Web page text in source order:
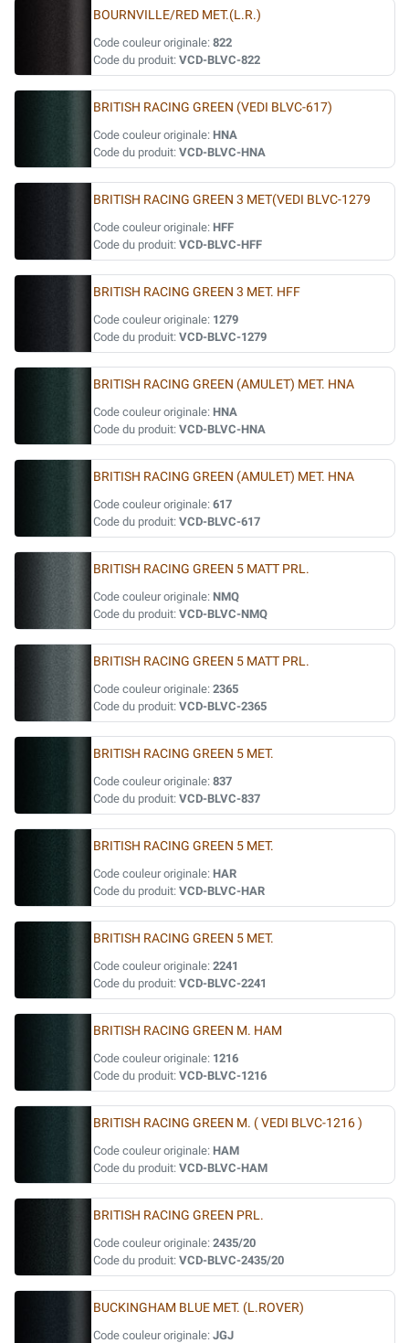
BOURNVILLE/RED MET.(L.R.)
Code couleur originale: 822
Code du produit: VCD-BLVC-822
BRITISH RACING GREEN (VEDI BLVC-617)
Code couleur originale: HNA
Code du produit: VCD-BLVC-HNA
BRITISH RACING GREEN 3 MET(VEDI BLVC-1279
Code couleur originale: HFF
Code du produit: VCD-BLVC-HFF
BRITISH RACING GREEN 3 MET. HFF
Code couleur originale: 1279
Code du produit: VCD-BLVC-1279
BRITISH RACING GREEN (AMULET) MET. HNA
Code couleur originale: HNA
Code du produit: VCD-BLVC-HNA
BRITISH RACING GREEN (AMULET) MET. HNA
Code couleur originale: 617
Code du produit: VCD-BLVC-617
BRITISH RACING GREEN 5 MATT PRL.
Code couleur originale: NMQ
Code du produit: VCD-BLVC-NMQ
BRITISH RACING GREEN 5 MATT PRL.
Code couleur originale: 2365
Code du produit: VCD-BLVC-2365
BRITISH RACING GREEN 5 MET.
Code couleur originale: 837
Code du produit: VCD-BLVC-837
BRITISH RACING GREEN 5 MET.
Code couleur originale: HAR
Code du produit: VCD-BLVC-HAR
BRITISH RACING GREEN 5 MET.
Code couleur originale: 2241
Code du produit: VCD-BLVC-2241
BRITISH RACING GREEN M. HAM
Code couleur originale: 1216
Code du produit: VCD-BLVC-1216
BRITISH RACING GREEN M. ( VEDI BLVC-1216 )
Code couleur originale: HAM
Code du produit: VCD-BLVC-HAM
BRITISH RACING GREEN PRL.
Code couleur originale: 2435/20
Code du produit: VCD-BLVC-2435/20
BUCKINGHAM BLUE MET. (L.ROVER)
Code couleur originale: JGJ